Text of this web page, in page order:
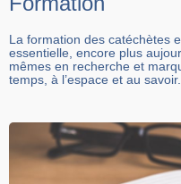
La formation des catéchètes
essentielle, encore plus
mêmes en recherche et
temps, à l’espace et au savoir.